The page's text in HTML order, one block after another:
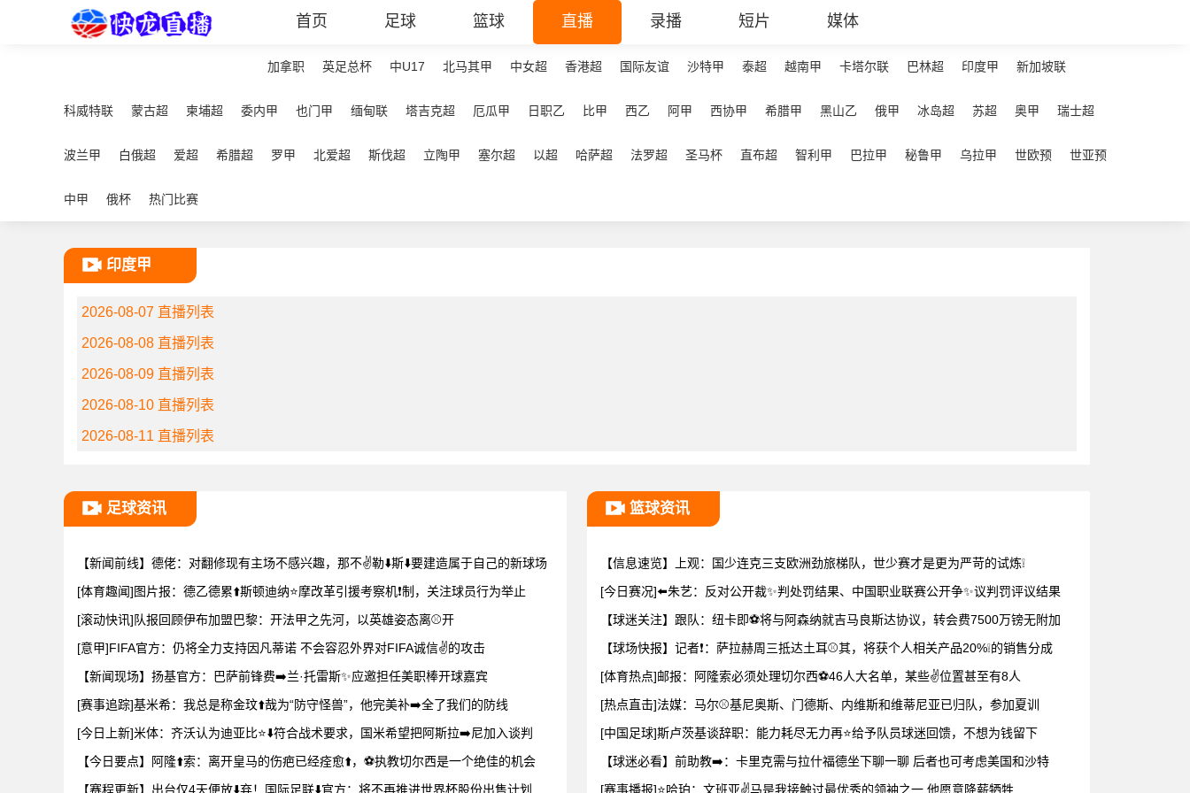
首页 足球 篮球 直播 录播 短片 媒体
加拿职 英足总杯 中U17 北马其甲 中女超 香港超 国际友谊 沙特甲 泰超 越南甲 卡塔尔联 巴林超 印度甲 新加坡联
科威特联 蒙古超 柬埔超 委内甲 也门甲 缅甸联 塔吉克超 厄瓜甲 日职乙 比甲 西乙 阿甲 西协甲 希腊甲 黑山乙 俄甲 冰岛超 苏超 奥甲 瑞士超
波兰甲 白俄超 爱超 希腊超 罗甲 北爱超 斯伐超 立陶甲 塞尔超 以超 哈萨超 法罗超 圣马杯 直布超 智利甲 巴拉甲 秘鲁甲 乌拉甲 世欧预 世亚预
中甲 俄杯 热门比赛
印度甲
2026-08-07 直播列表
2026-08-08 直播列表
2026-08-09 直播列表
2026-08-10 直播列表
2026-08-11 直播列表
足球资讯
【新闻前线】德佬：对翻修现有主场不感兴趣，那不✌️勒⬇️斯⬇️要建造属于自己的新球场
[体育趣闻]图片报：德乙德累⬆️斯顿迪纳⭐摩改革引援考察机❗制，关注球员行为举止
[滚动快讯]队报回顾伊布加盟巴黎：开法甲之先河，以英雄姿态离⚾开
[意甲]FIFA官方：仍将全力支持因凡蒂诺 不会容忍外界对FIFA诚信✌️的攻击
【新闻现场】扬基官方：巴萨前锋费➡️兰·托雷斯✨应邀担任美职棒开球嘉宾
[赛事追踪]基米希：我总是称金玟⬆️哉为“防守怪兽”，他完美补➡️全了我们的防线
[今日上新]米体：齐沃认为迪亚比⭐⬇️符合战术要求，国米希望把阿斯拉➡️尼加入谈判
【今日要点】阿隆⬆️索：离开皇马的伤疤已经痊愈⬆️，⚽执教切尔西是一个绝佳的机会
【赛程更新】出台仅4天便放⬇️弃！国际足联⬇️官方：将不再推进世界杯股份出售计划
篮球资讯
【信息速览】上观：国少连克三支欧洲劲旅梯队，世少赛才是更为严苛的试炼❕
[今日赛况]⬅️朱艺：反对公开裁✨判处罚结果、中国职业联赛公开争✨议判罚评议结果
【球迷关注】跟队：纽卡即⚽将与阿森纳就吉马良斯达协议，转会费7500万镑无附加
【球场快报】记者❗：萨拉赫周三抵达土耳⚾其，将获个人相关产品20%❕的销售分成
[体育热点]邮报：阿隆索必须处理切尔西⚽46人大名单，某些✌️位置甚至有8人
[热点直击]法媒：马尔⚾基尼奥斯、门德斯、内维斯和维蒂尼亚已归队，参加夏训
[中国足球]斯卢茨基谈辞职：能力耗尽无力再⭐给予队员球迷回馈，不想为钱留下
【球迷必看】前助教➡️：卡里克需与拉什福德坐下聊一聊 后者也可考虑美国和沙特
[赛事播报]⭐哈珀：文班亚✌️马是我接触过最优秀的领袖之一 他愿意降薪牺牲